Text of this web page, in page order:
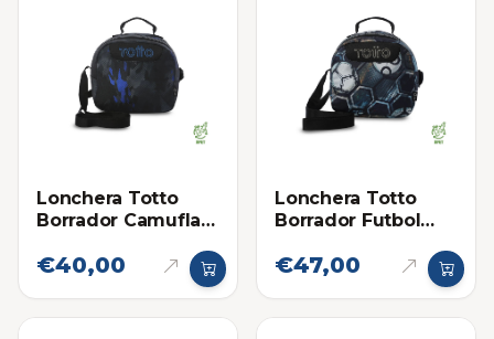
Lonchera Totto
Borrador Camuflaje
€40,00
Lonchera Totto
Borrador Futbol
€47,00